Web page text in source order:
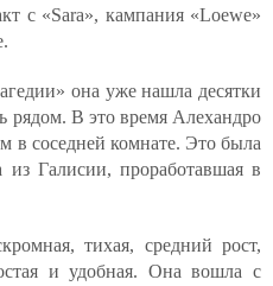
с «Sara», кампания «Loewe»
она уже нашла десятки
рядом. В это время Алехандро
соседней комнате. Это была
Галисии, проработавшая в
тихая, средний рост,
и удобная. Она вошла с